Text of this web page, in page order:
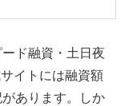
ド融資・土日夜
イトには融資額
あります。しか